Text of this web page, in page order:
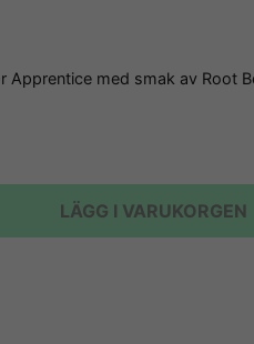
Apprentice med smak av Root
LÄGG I VARUKORGEN